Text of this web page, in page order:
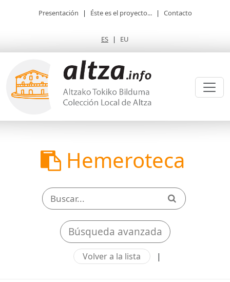
Presentación | Éste es el proyecto... | Contacto
ES | EU
Hemeroteca
Búsqueda avanzada
Volver a la lista |